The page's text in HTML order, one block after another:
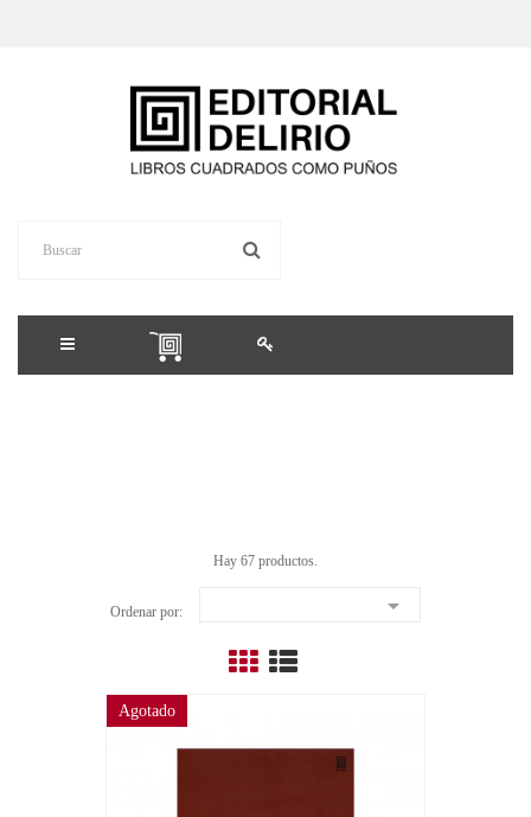
Hay 67 productos.
Ordenar por: 
Agotado